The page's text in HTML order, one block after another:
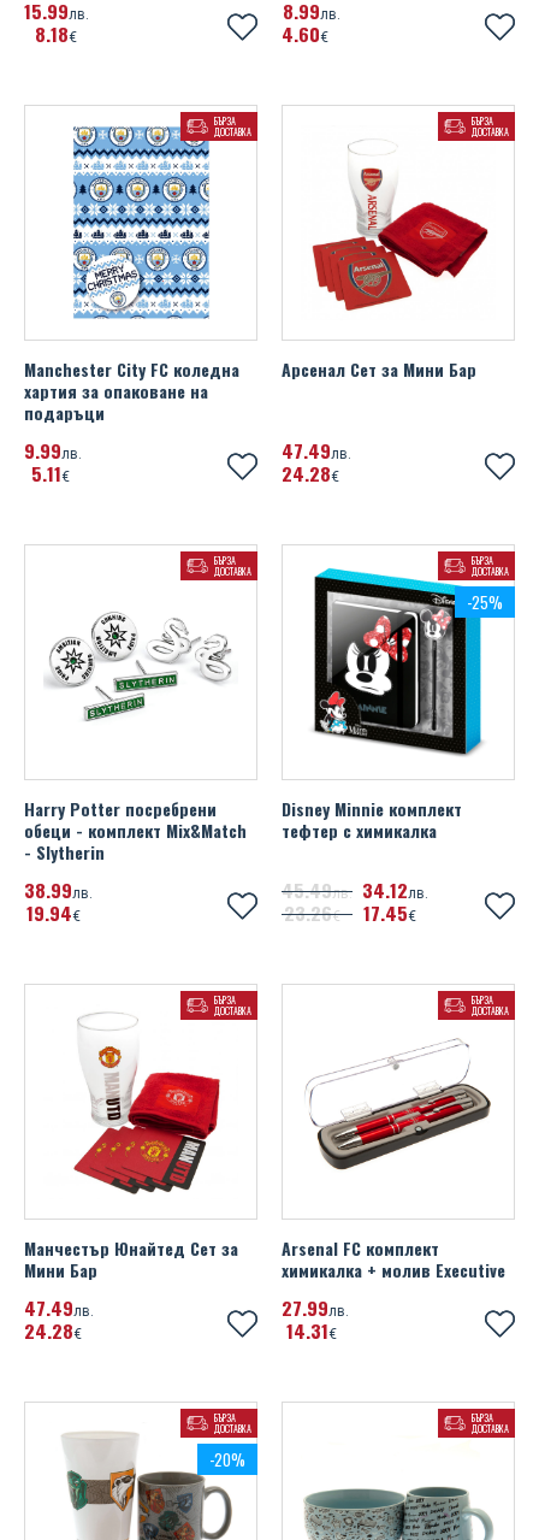
15 99лв.
8 18€
8 99лв.
4 60€
БЪРЗА
ДОСТАВКА
Manchester City FC коледна
хартия за опаковане на
подаръци
9 99лв.
5 11€
БЪРЗА
ДОСТАВКА
Арсенал Сет за Мини Бар
47 49лв.
24 28€
БЪРЗА
ДОСТАВКА
Harry Potter посребрени
обеци - комплект Mix&Match
- Slytherin
38 99лв.
19 94€
БЪРЗА
ДОСТАВКА
-25%
Disney Minnie комплект
тефтeр с химикалка
4549лв.
2326€
34 12лв.
17 45€
БЪРЗА
ДОСТАВКА
Манчестър Юнайтед Сет за
Мини Бар
47 49лв.
24 28€
БЪРЗА
ДОСТАВКА
Arsenal FC комплект
химикалка + молив Executive
27 99лв.
14 31€
БЪРЗА
ДОСТАВКА
-20%
БЪРЗА
ДОСТАВКА